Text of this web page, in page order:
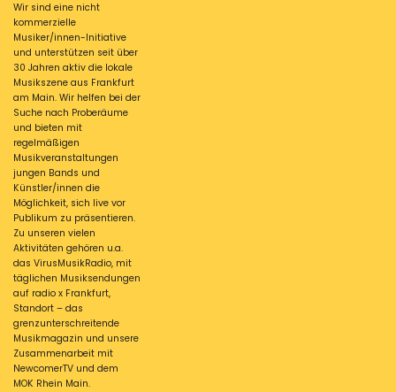
Wir sind eine nicht
kommerzielle
Musiker/innen-Initiative
und unterstützen seit über
30 Jahren aktiv die lokale
Musikszene aus Frankfurt
am Main. Wir helfen bei der
Suche nach Proberäume
und bieten mit
regelmäßigen
Musikveranstaltungen
jungen Bands und
Künstler/innen die
Möglichkeit, sich live vor
Publikum zu präsentieren.
Zu unseren vielen
Aktivitäten gehören u.a.
das VirusMusikRadio, mit
täglichen Musiksendungen
auf radio x Frankfurt,
Standort – das
grenzunterschreitende
Musikmagazin und unsere
Zusammenarbeit mit
NewcomerTV und dem
MOK Rhein Main.